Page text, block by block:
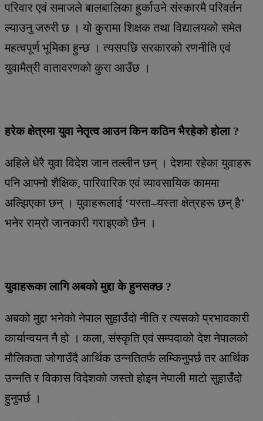
परिवार एवं समाजले बालबालिका हुर्काउने संस्कारमै परिवर्तन
ल्याउनु जरुरी छ । यो कुरामा शिक्षक तथा विद्यालयको समेत
महत्वपूर्ण भूमिका हुन्छ । त्यसपछि सरकारको रणनीति एवं
युवामैत्री वातावरणको कुरा आउँछ ।
हरेक क्षेत्रमा युवा नेतृत्व आउन किन कठिन भैरहेको होला ?
अहिले धेरै युवा विदेश जान तल्लीन छन् । देशमा रहेका युवाहरू
पनि आफ्नो शैक्षिक, पारिवारिक एवं व्यावसायिक काममा
अल्झिएका छन् । युवाहरूलाई ‘यस्ता–यस्ता क्षेत्रहरू छन् है’
भनेर राम्रो जानकारी गराइएको छैन ।
युवाहरूका लागि अबको मुद्दा के हुनसक्छ ?
अबको मुद्दा भनेको नेपाल सुहाउँदो नीति र त्यसको प्रभावकारी
कार्यान्वयन नै हो । कला, संस्कृति एवं सम्पदाको देश नेपालको
मौलिकता जोगाउँदै आर्थिक उन्नतितर्फ लम्किनुपर्छ तर आर्थिक
उन्नति र विकास विदेशको जस्तो होइन नेपाली माटो सुहाउँदो
हुनुपर्छ ।